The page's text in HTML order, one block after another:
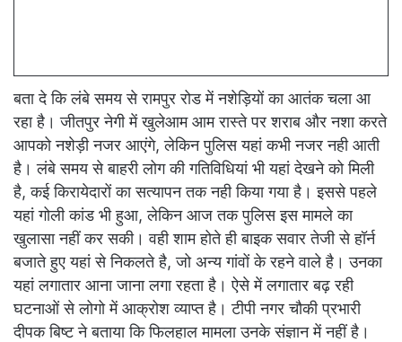
बता दे कि लंबे समय से रामपुर रोड में नशेड़ियों का आतंक चला आ
रहा है। जीतपुर नेगी में खुलेआम आम रास्ते पर शराब और नशा करते
आपको नशेड़ी नजर आएंगे, लेकिन पुलिस यहां कभी नजर नही आती
है। लंबे समय से बाहरी लोग की गतिविधियां भी यहां देखने को मिली
है, कई किरायेदारों का सत्यापन तक नही किया गया है। इससे पहले
यहां गोली कांड भी हुआ, लेकिन आज तक पुलिस इस मामले का
खुलासा नहीं कर सकी। वही शाम होते ही बाइक सवार तेजी से हॉर्न
बजाते हुए यहां से निकलते है, जो अन्य गांवों के रहने वाले है। उनका
यहां लगातार आना जाना लगा रहता है। ऐसे में लगातार बढ़ रही
घटनाओं से लोगो में आक्रोश व्याप्त है। टीपी नगर चौकी प्रभारी
दीपक बिष्ट ने बताया कि फिलहाल मामला उनके संज्ञान में नहीं है।